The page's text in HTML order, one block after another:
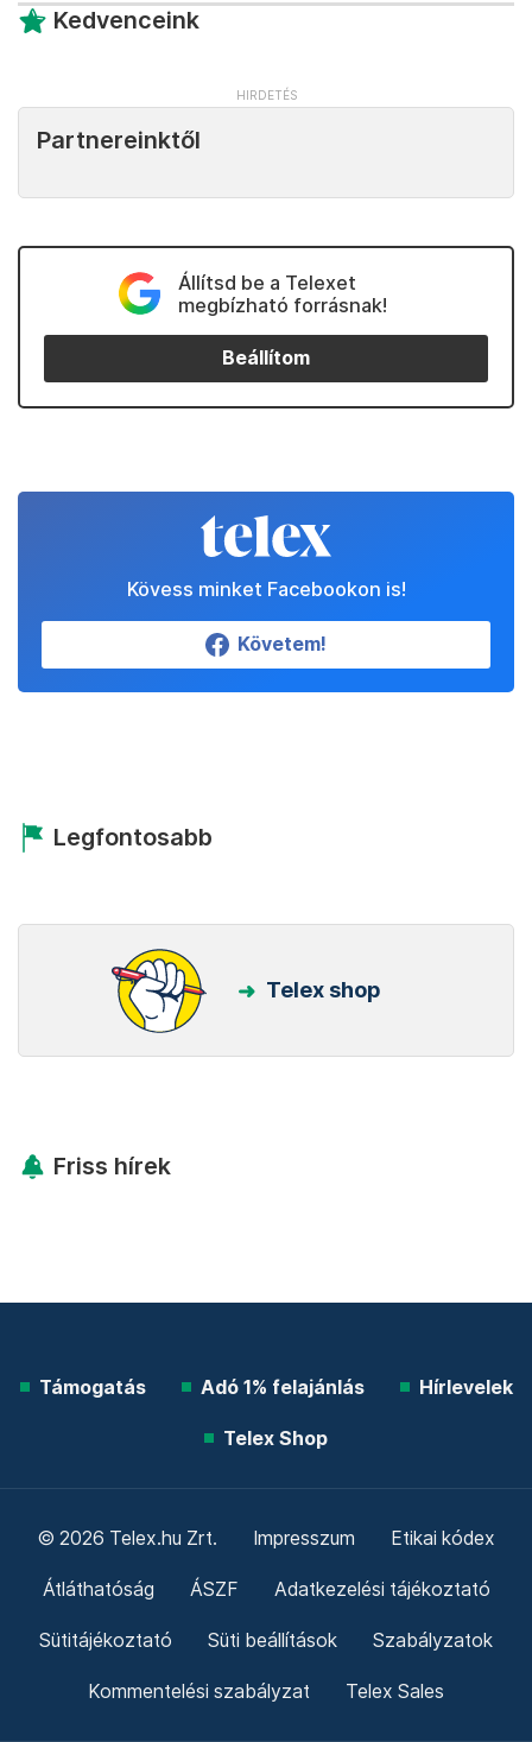
Kedvenceink
Partnereinktől
Állítsd be a Telexet
megbízható forrásnak!
Beállítom
Kövess minket Facebookon is!
Követem!
Legfontosabb
Telex shop
Friss hírek
Támogatás Adó 1% felajánlás Hírlevelek
Telex Shop
© 2026 Telex.hu Zrt. Impresszum Etikai kódex
Átláthatóság ÁSZF Adatkezelési tájékoztató
Sütitájékoztató Süti beállítások Szabályzatok
Kommentelési szabályzat Telex Sales